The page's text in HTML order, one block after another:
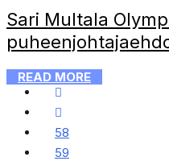
Sari Multala
READ MORE
58
59